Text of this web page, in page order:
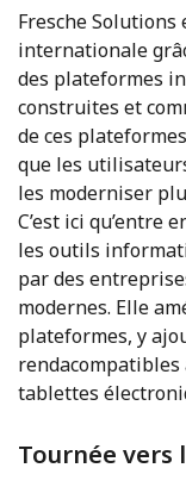
Fresche Solutions
internationale
des plateformes
construites et
de ces
que les
les moderniser
C’est ici qu’entre
les outils
par des
modernes. Elle
plateformes, y
tablettes
Tournée